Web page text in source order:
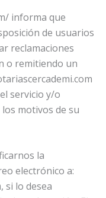
informa que
de usuarios
reclamaciones
o remitiendo un
servicio y/o
motivos de su
la
electrónico a:
, si lo desea